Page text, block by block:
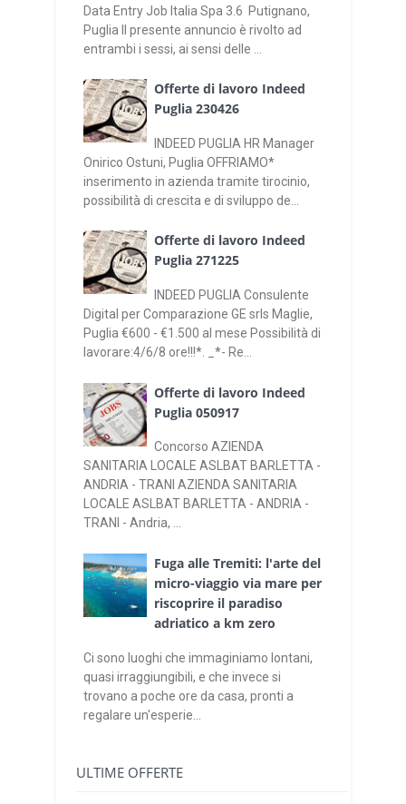
Data Entry Job Italia Spa 3.6 Putignano,
Puglia Il presente annuncio è rivolto ad
entrambi i sessi, ai sensi delle ...
Offerte di lavoro Indeed
Puglia 230426
INDEED PUGLIA HR Manager
Onirico Ostuni, Puglia OFFRIAMO*
inserimento in azienda tramite tirocinio,
possibilità di crescita e di sviluppo de...
Offerte di lavoro Indeed
Puglia 271225
INDEED PUGLIA Consulente
Digital per Comparazione GE srls Maglie,
Puglia €600 - €1.500 al mese Possibilità di
lavorare:4/6/8 ore!!!*. _*- Re...
Offerte di lavoro Indeed
Puglia 050917
Concorso AZIENDA
SANITARIA LOCALE ASLBAT BARLETTA -
ANDRIA - TRANI AZIENDA SANITARIA
LOCALE ASLBAT BARLETTA - ANDRIA -
TRANI - Andria, ...
Fuga alle Tremiti: l'arte del
micro-viaggio via mare per
riscoprire il paradiso
adriatico a km zero
Ci sono luoghi che immaginiamo lontani,
quasi irraggiungibili, e che invece si
trovano a poche ore da casa, pronti a
regalare un'esperie...
ULTIME OFFERTE